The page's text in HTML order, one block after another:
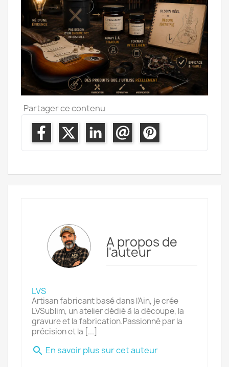
Partager ce contenu
A propos de
l'auteur
LVS
Artisan fabricant basé dans l’Ain, je crée
LVSublim, un atelier dédié à la découpe, la
gravure et la fabrication.Passionné par la
précision et la [...]
search En savoir plus sur cet auteur